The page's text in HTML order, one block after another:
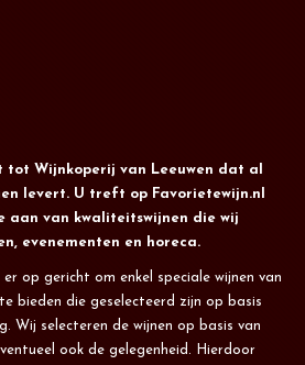
tot Wijnkoperij van Leeuwen dat al
levert. U treft op Favorietewijn.nl
aan van kwaliteitswijnen die wij
evenementen en horeca.
op gericht om enkel speciale wijnen van
bieden die geselecteerd zijn op basis
Wij selecteren de wijnen op basis van
ook de gelegenheid. Hierdoor